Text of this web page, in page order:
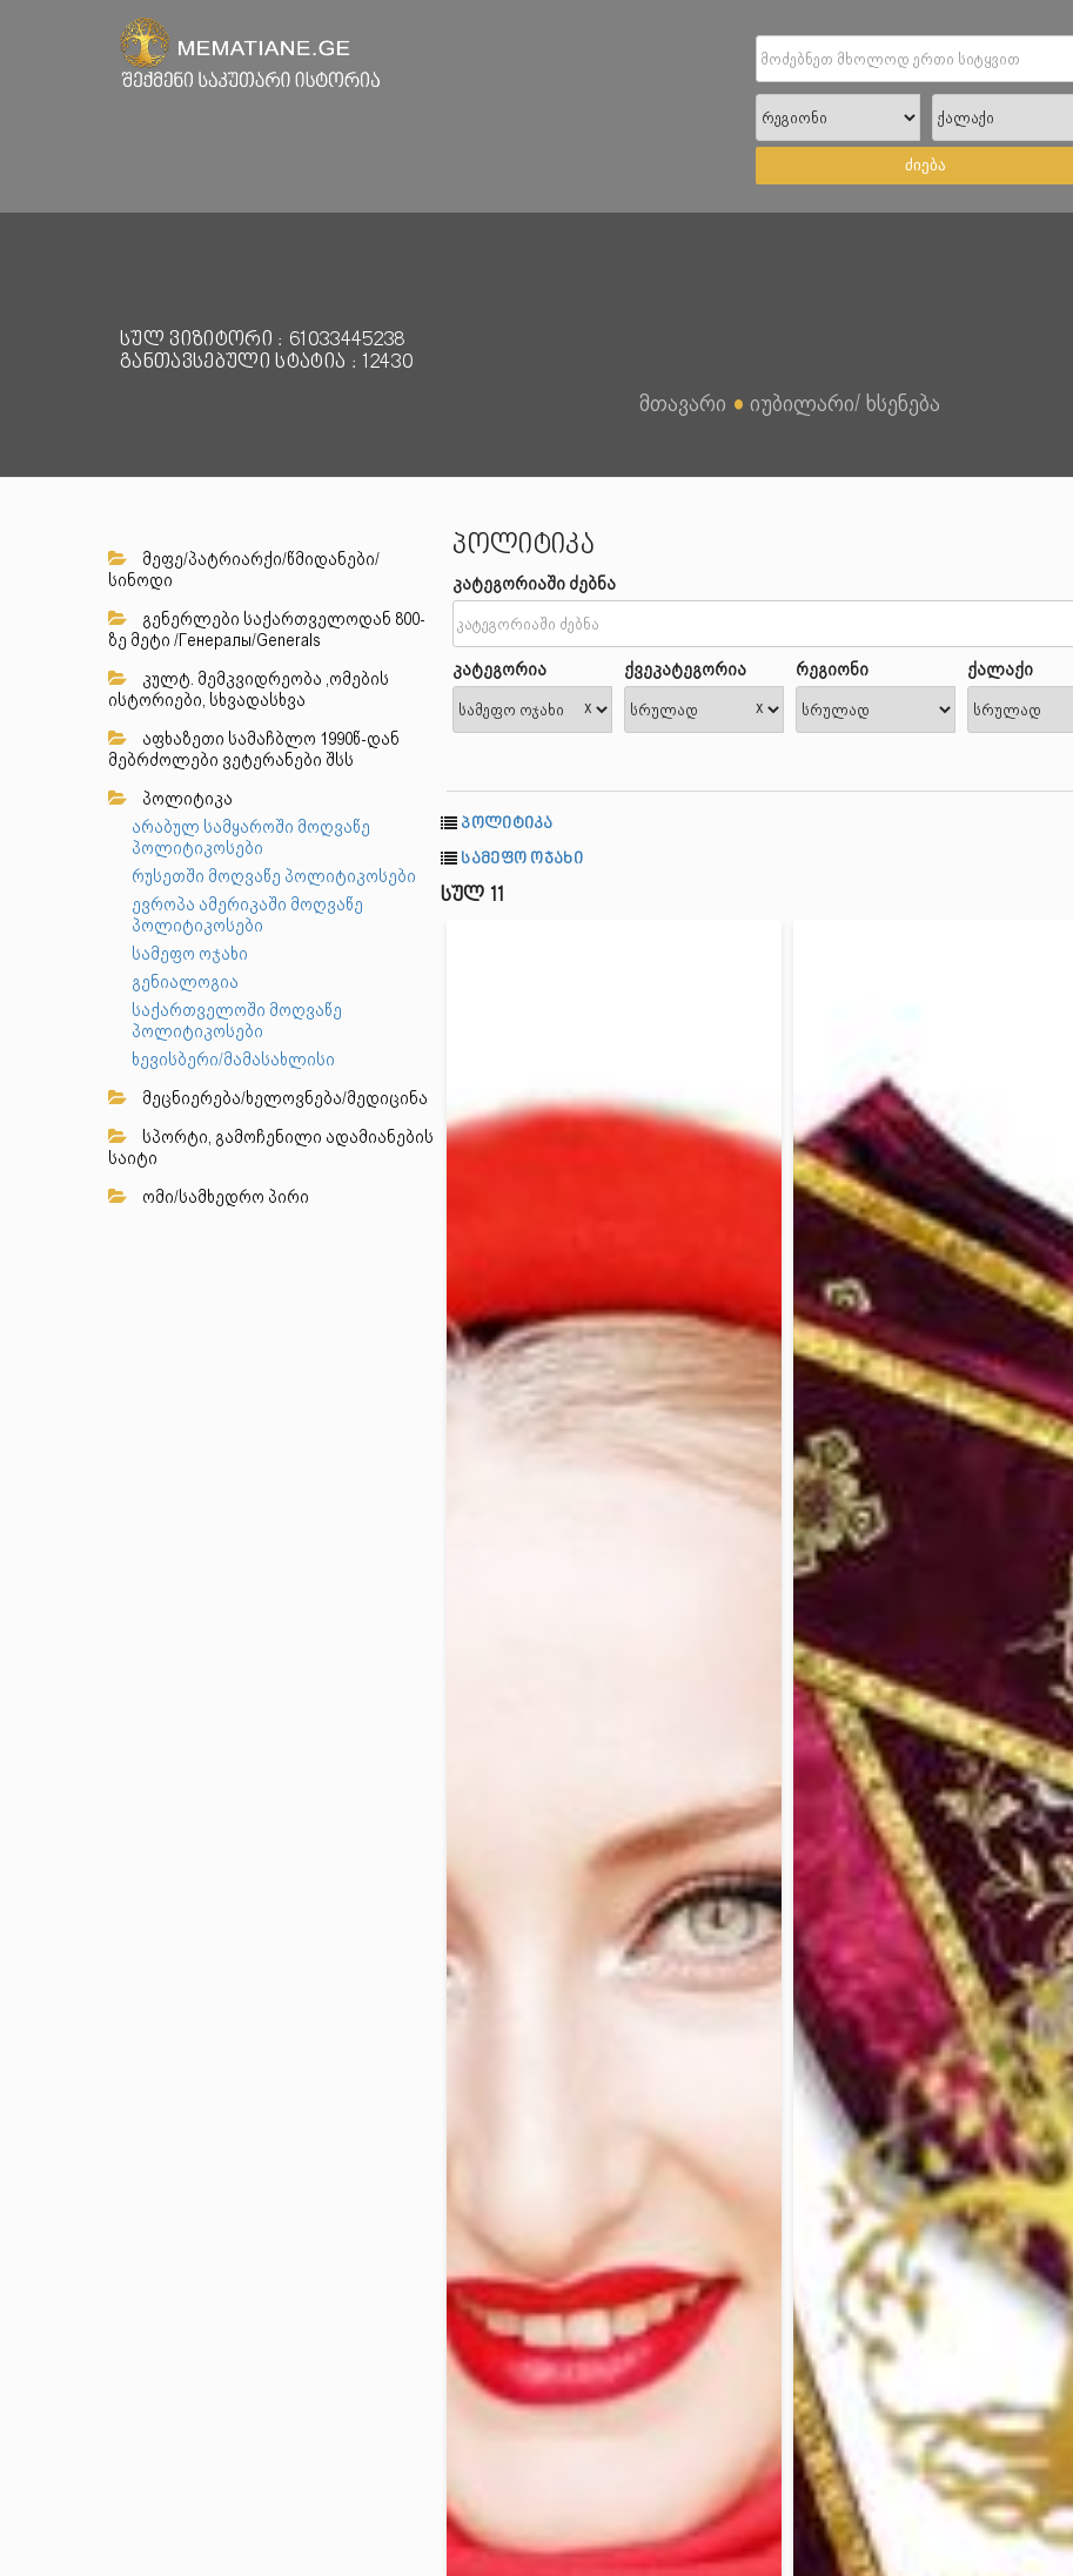
ძიება
სულ ვიზიტორი : 61033445238
განთავსებული სტატია : 12430
მთავარი ● იუბილარი/ ხსენება
მეფე/პატრიარქი/წმიდანები/
სინოდი
გენერლები საქართველოდან 800-
ზე მეტი /Генералы/Generals
კულტ. მემკვიდრეობა ,ომების
ისტორიები, სხვადასხვა
აფხაზეთი სამაჩბლო 1990წ-დან
მებრძოლები ვეტერანები შსს
პოლიტიკა
არაბულ სამყაროში მოღვაწე
პოლიტიკოსები
რუსეთში მოღვაწე პოლიტიკოსები
ევროპა ამერიკაში მოღვაწე
პოლიტიკოსები
სამეფო ოჯახი
გენიალოგია
საქართველოში მოღვაწე
პოლიტიკოსები
ხევისბერი/მამასახლისი
მეცნიერება/ხელოვნება/მედიცინა
სპორტი, გამოჩენილი ადამიანების
საიტი
ომი/სამხედრო პირი
პოლიტიკა
კატეგორიაში ძებნა
კატეგორია
x
ქვეკატეგორია
x
რეგიონი ქალაქი
პოლიტიკა
სამეფო ოჯახი
სულ 11